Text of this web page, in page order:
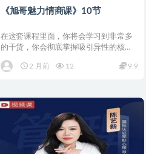
《旭哥魅力情商课》10节
在这套课程里面，你将会学习到非常多
的干货，你会彻底掌握吸引异性的核心
2 月前
12 9.9